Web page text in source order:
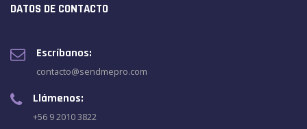
DATOS DE CONTACTO
Escríbanos:
contacto@sendmepro.com
Llámenos:
+56 9 2010 3822